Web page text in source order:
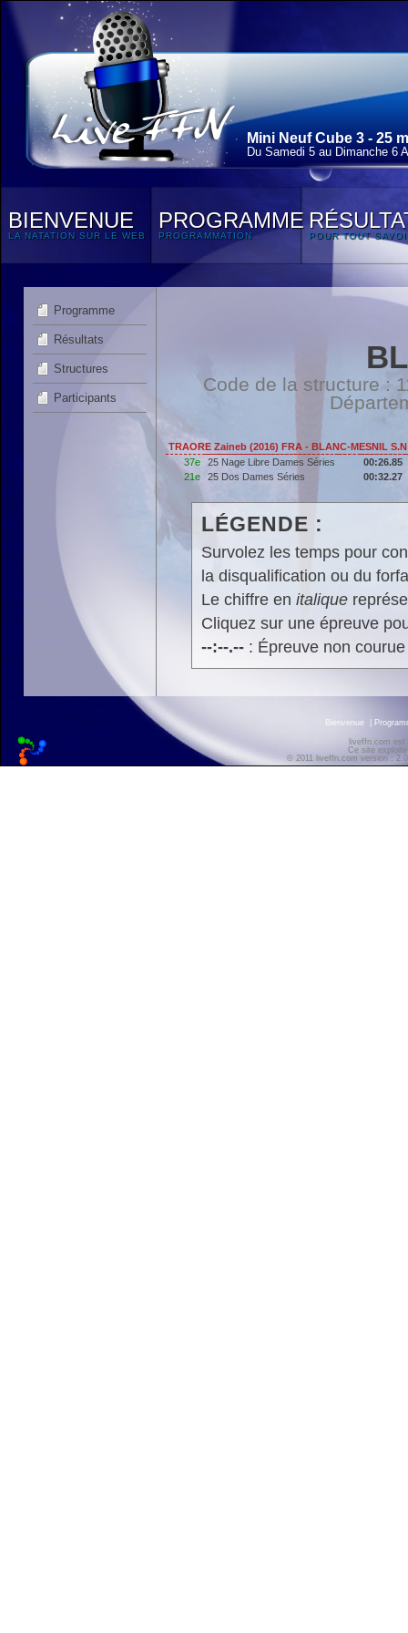
Mini Neuf Cube 3 - 25 m
Du Samedi 5 au Dimanche 6
BIENVENUE
LA NATATION SUR LE WEB
PROGRAMME
PROGRAMMATION POUR TOUT
Programme
Résultats
Structures
Participants
Code de la structure :
TRAORE Zaineb (2016) FRA - BLANC-MESNIL S.N
37e
25 Nage Libre Dames Séries
00:26.85
21e
25 Dos Dames Séries 00:32.27
LÉGENDE :
Survolez les temps pour
la disqualification ou du
Le chiffre en italique
Cliquez sur une épreuve
--:--.--: Épreuve non
Bienvenue
liveffn.com est
Ce site
© 2011 liveffn.com version :